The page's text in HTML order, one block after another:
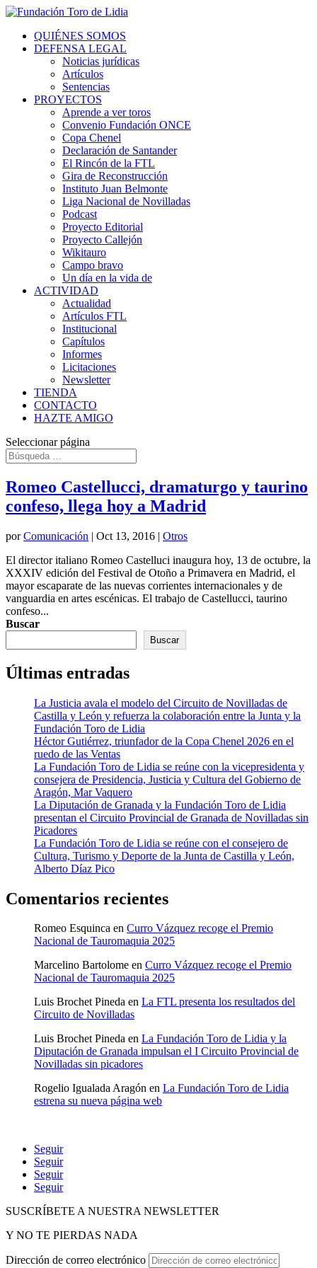
QUIÉNES SOMOS
DEFENSA LEGAL
Noticias jurídicas
Artículos
Sentencias
PROYECTOS
Aprende a ver toros
Convenio Fundación ONCE
Copa Chenel
Declaración de Santander
El Rincón de la FTL
Gira de Reconstrucción
Instituto Juan Belmonte
Liga Nacional de Novilladas
Podcast
Proyecto Editorial
Proyecto Callejón
Wikitauro
Campo bravo
Un día en la vida de
ACTIVIDAD
Actualidad
Artículos FTL
Institucional
Capítulos
Informes
Licitaciones
Newsletter
TIENDA
CONTACTO
HAZTE AMIGO
Seleccionar página
Romeo Castellucci, dramaturgo y taurino
confeso, llega hoy a Madrid
porComunicación | Oct 13, 2016 | Otros
El director italiano Romeo Castelluci inaugura hoy, 13 de octubre, la
XXXIV edición del Festival de Otoño a Primavera en Madrid, el
mayor escaparate de las nuevas corrientes internacionales y de
vanguardia en artes escénicas. El trabajo de Castellucci, taurino
confeso...
Buscar
Buscar
Últimas entradas
La Justicia avala el modelo del Circuito de Novilladas de
Castilla y León y refuerza la colaboración entre la Junta y la
Fundación Toro de Lidia
Héctor Gutiérrez, triunfador de la Copa Chenel 2026 en el
ruedo de las Ventas
La Fundación Toro de Lidia se reúne con la vicepresidenta y
consejera de Presidencia, Justicia y Cultura del Gobierno de
Aragón, Mar Vaquero
La Diputación de Granada y la Fundación Toro de Lidia
presentan el Circuito Provincial de Granada de Novilladas sin
Picadores
La Fundación Toro de Lidia se reúne con el consejero de
Cultura, Turismo y Deporte de la Junta de Castilla y León,
Alberto Díaz Pico
Comentarios recientes
Romeo Esquinca en Curro Vázquez recoge el Premio
Nacional de Tauromaquia 2025
Marcelino Bartolome en Curro Vázquez recoge el Premio
Nacional de Tauromaquia 2025
Luis Brochet Pineda en La FTL presenta los resultados del
Circuito de Novilladas
Luis Brochet Pineda en La Fundación Toro de Lidia y la
Diputación de Granada impulsan el I Circuito Provincial de
Novilladas sin picadores
Rogelio Igualada Aragón en La Fundación Toro de Lidia
estrena su nueva página web
Seguir
Seguir
Seguir
Seguir
SUSCRÍBETE A NUESTRA NEWSLETTER
Y NO TE PIERDAS NADA
Dirección de correo electrónico